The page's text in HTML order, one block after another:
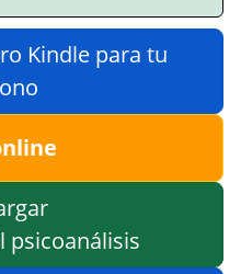
Kindle para tu
psicoanálisis